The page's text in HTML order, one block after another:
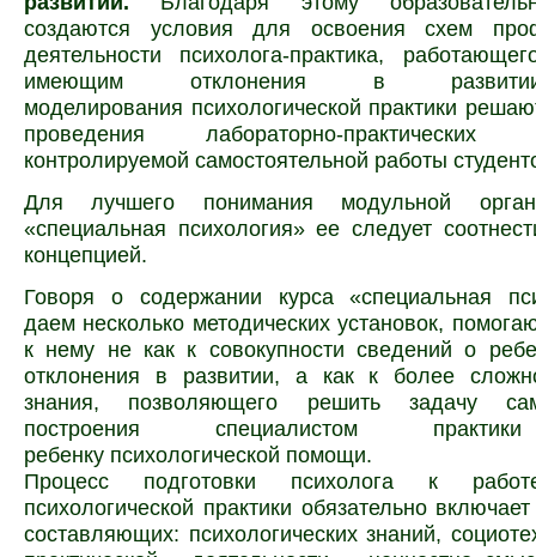
создаются условия для освоения схем
деятельности психолога-практика,
имеющим отклонения в
моделирования психологической практики
проведения лабораторно-
контролируемой самостоятельной работы
Для лучшего понимания модульной
«специальная психология» ее следует
концепцией.
Говоря о содержании курса «специальная
даем несколько методических установок,
к нему не как к совокупности сведений о
отклонения в развитии, а как к более
знания, позволяющего решить задачу
построения специалистом
ребенку психологической помощи.
Процесс подготовки психолога к
психологической практики обязательно
составляющих: психологических знаний,